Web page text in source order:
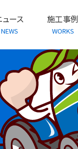
ュース
NEWS
施工事例
WORKS